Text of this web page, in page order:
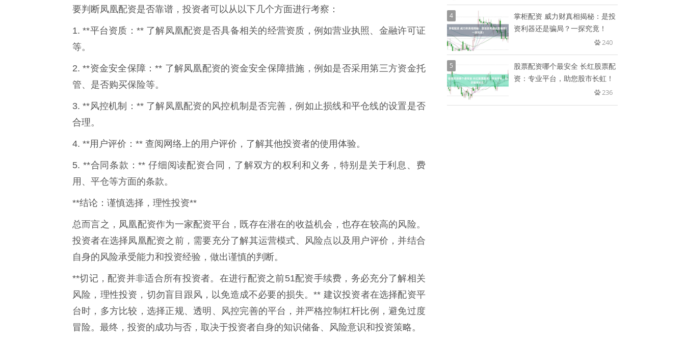
要判断凤凰配资是否靠谱，投资者可以从以下几个方面进行考察：
1. **平台资质：** 了解凤凰配资是否具备相关的经营资质，例如营业执照、金融许可证
等。
2. **资金安全保障：** 了解凤凰配资的资金安全保障措施，例如是否采用第三方资金托
管、是否购买保险等。
3. **风控机制：** 了解凤凰配资的风控机制是否完善，例如止损线和平仓线的设置是否
合理。
4. **用户评价：** 查阅网络上的用户评价，了解其他投资者的使用体验。
5. **合同条款：** 仔细阅读配资合同，了解双方的权利和义务，特别是关于利息、费
用、平仓等方面的条款。
**结论：谨慎选择，理性投资**
总而言之，凤凰配资作为一家配资平台，既存在潜在的收益机会，也存在较高的风险。
投资者在选择凤凰配资之前，需要充分了解其运营模式、风险点以及用户评价，并结合
自身的风险承受能力和投资经验，做出谨慎的判断。
**切记，配资并非适合所有投资者。在进行配资之前51配资手续费，务必充分了解相关
风险，理性投资，切勿盲目跟风，以免造成不必要的损失。** 建议投资者在选择配资平
台时，多方比较，选择正规、透明、风控完善的平台，并严格控制杠杆比例，避免过度
冒险。最终，投资的成功与否，取决于投资者自身的知识储备、风险意识和投资策略。
4
掌柜配资 威力财真相揭秘：是投
资利器还是骗局？一探究竟！
240
5
股票配资哪个最安全 长红股票配
资：专业平台，助您股市长虹！
236